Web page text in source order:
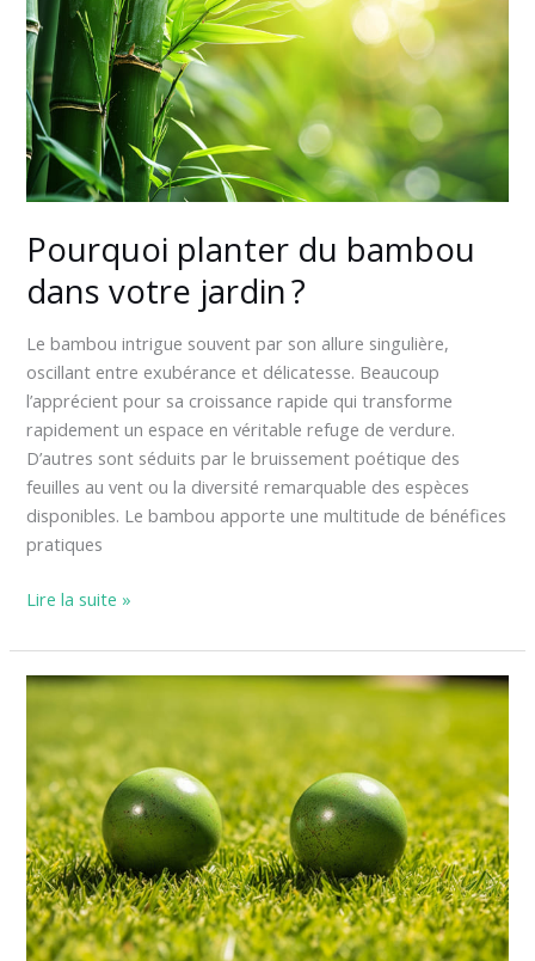
Pourquoi planter du bambou
dans votre jardin ?
Le bambou intrigue souvent par son allure singulière,
oscillant entre exubérance et délicatesse. Beaucoup
l’apprécient pour sa croissance rapide qui transforme
rapidement un espace en véritable refuge de verdure.
D’autres sont séduits par le bruissement poétique des
feuilles au vent ou la diversité remarquable des espèces
disponibles. Le bambou apporte une multitude de bénéfices
pratiques
dans
votre
jardin ?
Lire la suite »
Choisir
meilleur
gazon
synthétique
:
avantages,
matières
et
installation